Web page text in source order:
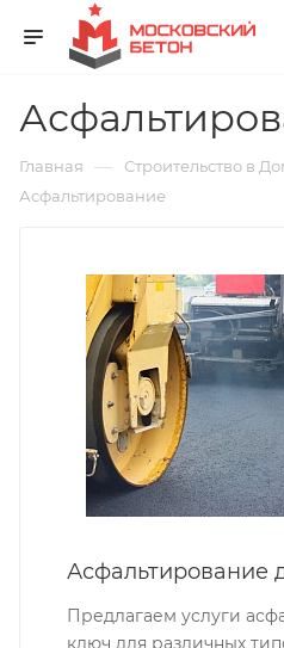
Главная — Строительство в
Асфальтирование
Асфальтирование
Предлагаем услуги
ключ для различных